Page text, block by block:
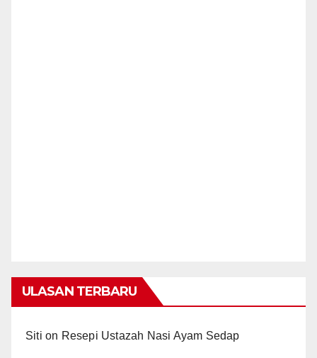
ULASAN TERBARU
Siti on Resepi Ustazah Nasi Ayam Sedap